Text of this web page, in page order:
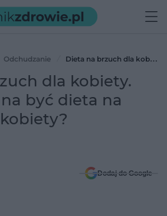
Odchudzanie
Dieta na brzuch dla kobiety.
brzuch dla kobiety?dla kobiety.
być dieta na
Dodaj do Google